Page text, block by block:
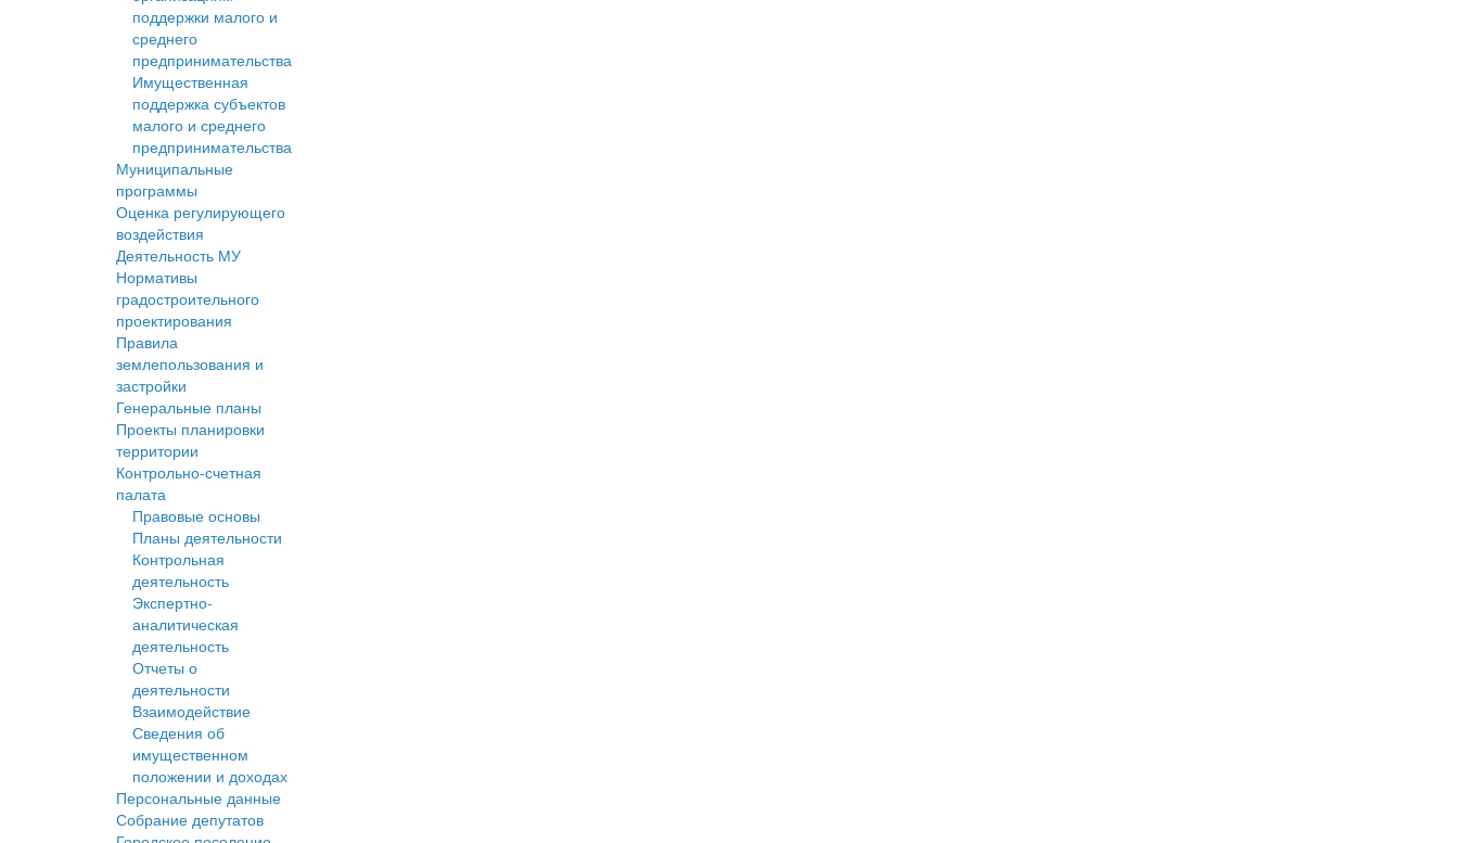
поддержки малого и
среднего
предпринимательства
Имущественная
поддержка субъектов
малого и среднего
предпринимательства
Муниципальные
программы
Оценка регулирующего
воздействия
Деятельность МУ
Нормативы
градостроительного
проектирования
Правила
землепользования и
застройки
Генеральные планы
Проекты планировки
территории
Контрольно-счетная
палата
Правовые основы
Планы деятельности
Контрольная
деятельность
Экспертно-
аналитическая
деятельность
Отчеты о
деятельности
Взаимодействие
Сведения об
имущественном
положении и доходах
Персональные данные
Собрание депутатов